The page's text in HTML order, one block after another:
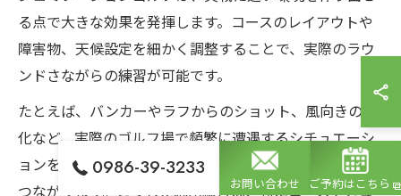
る点で大きな効果を発揮します。コースのレイアウトや
障害物、天候設定を細かく調整することで、実際のラウ
ンドさながらの練習が可能です。
たとえば、バンカーやラフからのショット、風向きの変
化など、実際のゴルフ場で頻繁に遭遇するシチュエーシ
ョンを再現することで、対応力やメンタル面の強化にも
0986-39-3233
お問い合わせ ご予約はこちら